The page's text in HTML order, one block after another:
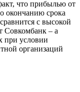
что прибылью от
окончанию срока
с высокой
Совкомбанк – а
при условии
организаций